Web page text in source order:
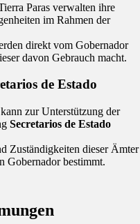
Paras verwalten ihre
im Rahmen der
direkt vom Gobernador
davon Gebrauch macht.
de Estado
zur Unterstützung der
Secretarios de Estado
Zuständigkeiten dieser Ämter
Gobernador bestimmt.